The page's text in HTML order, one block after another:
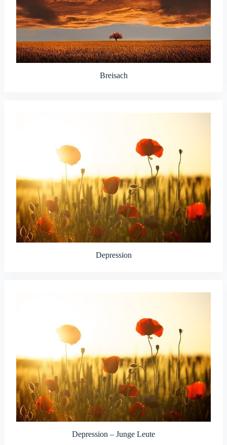
Breisach
Depression
Depression – Junge Leute